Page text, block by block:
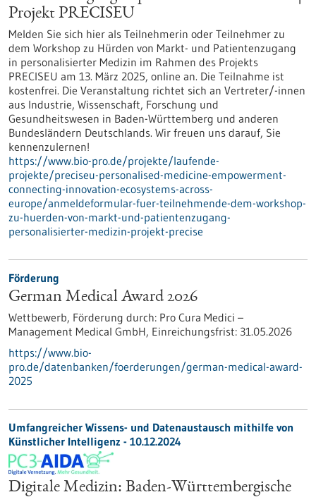
Projekt PRECISEU
Melden Sie sich hier als Teilnehmerin oder Teilnehmer zu
dem Workshop zu Hürden von Markt- und Patientenzugang
in personalisierter Medizin im Rahmen des Projekts
PRECISEU am 13. März 2025, online an. Die Teilnahme ist
kostenfrei. Die Veranstaltung richtet sich an Vertreter/-innen
aus Industrie, Wissenschaft, Forschung und
Gesundheitswesen in Baden-Württemberg und anderen
Bundesländern Deutschlands. Wir freuen uns darauf, Sie
kennenzulernen!
https://www.bio-pro.de/projekte/laufende-
projekte/preciseu-personalised-medicine-empowerment-
connecting-innovation-ecosystems-across-
europe/anmeldeformular-fuer-teilnehmende-dem-workshop-
zu-huerden-von-markt-und-patientenzugang-
personalisierter-medizin-projekt-precise
Förderung
German Medical Award 2026
Wettbewerb, Förderung durch: Pro Cura Medici –
Management Medical GmbH, Einreichungsfrist: 31.05.2026
https://www.bio-
pro.de/datenbanken/foerderungen/german-medical-award-
2025
Umfangreicher Wissens- und Datenaustausch mithilfe von
Künstlicher Intelligenz - 10.12.2024
Digitale Medizin: Baden-Württembergische